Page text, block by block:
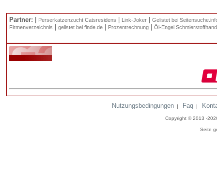
Partner: Perserkatzenzucht Catsresidens Link-Joker
Gelistet bei
Firmenverzeichnis
gelistet bei finde.de Prozentrechnung Öl-Engel
Nutzungsbedingungen | Faq |
Copyright © 2013 -
Seite